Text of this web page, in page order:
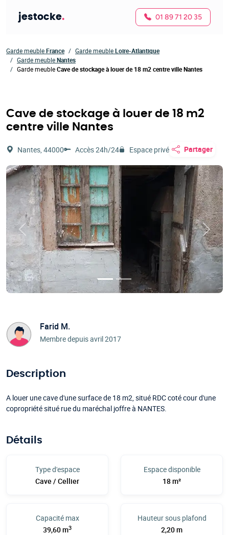
jestocke. 01 89 71 20 35
Garde meubleFrance Garde meubleLoire-Atlantique
Garde meubleNantes
Garde meubleCave de stockage à louer de 18 m2 centre ville Nantes
Cave de stockage à louer de 18 m2
centre ville Nantes
Nantes, 44000 Accès 24h/24 Espace privé Partager
Précédent
Farid M.
Membre depuis avril 2017
Description
A louer une cave d'une surface de 18 m2, situé RDC coté cour d'une
copropriété situé rue du maréchal joffre à NANTES.
Détails
Type d'espace
Cave / Cellier
Espace disponible
18 m²
Capacité max
39,60 m3
Hauteur sous plafond
2,20 m